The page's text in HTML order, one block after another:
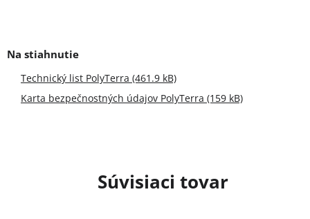
Súvisiaci tovar
Technický list PolyTerra (461.9 kB)
Karta bezpečnostných údajov PolyTerra (159 kB)